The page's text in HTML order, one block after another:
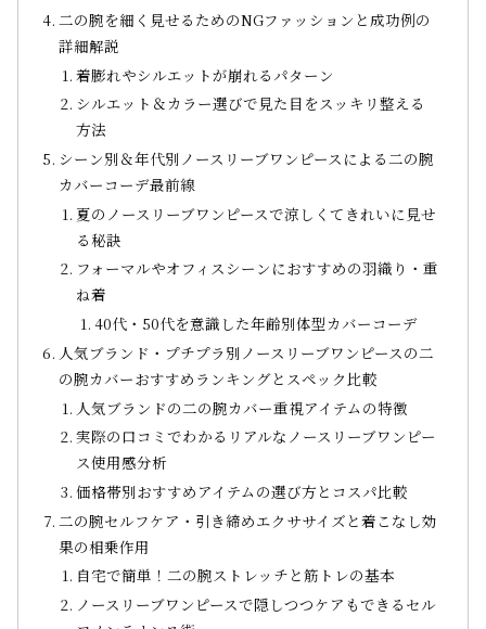
二の腕を細く見せるためのNGファッションと成功例の
詳細解説
着膨れやシルエットが崩れるパターン
シルエット＆カラー選びで見た目をスッキリ整える
方法
シーン別＆年代別ノースリーブワンピースによる二の腕
カバーコーデ最前線
夏のノースリーブワンピースで涼しくてきれいに見せ
る秘訣
フォーマルやオフィスシーンにおすすめの羽織り・重
ね着
40代・50代を意識した年齢別体型カバーコーデ
人気ブランド・プチプラ別ノースリーブワンピースの二
の腕カバーおすすめランキングとスペック比較
人気ブランドの二の腕カバー重視アイテムの特徴
実際の口コミでわかるリアルなノースリーブワンピー
ス使用感分析
価格帯別おすすめアイテムの選び方とコスパ比較
二の腕セルフケア・引き締めエクササイズと着こなし効
果の相乗作用
自宅で簡単！二の腕ストレッチと筋トレの基本
ノースリーブワンピースで隠しつつケアもできるセル